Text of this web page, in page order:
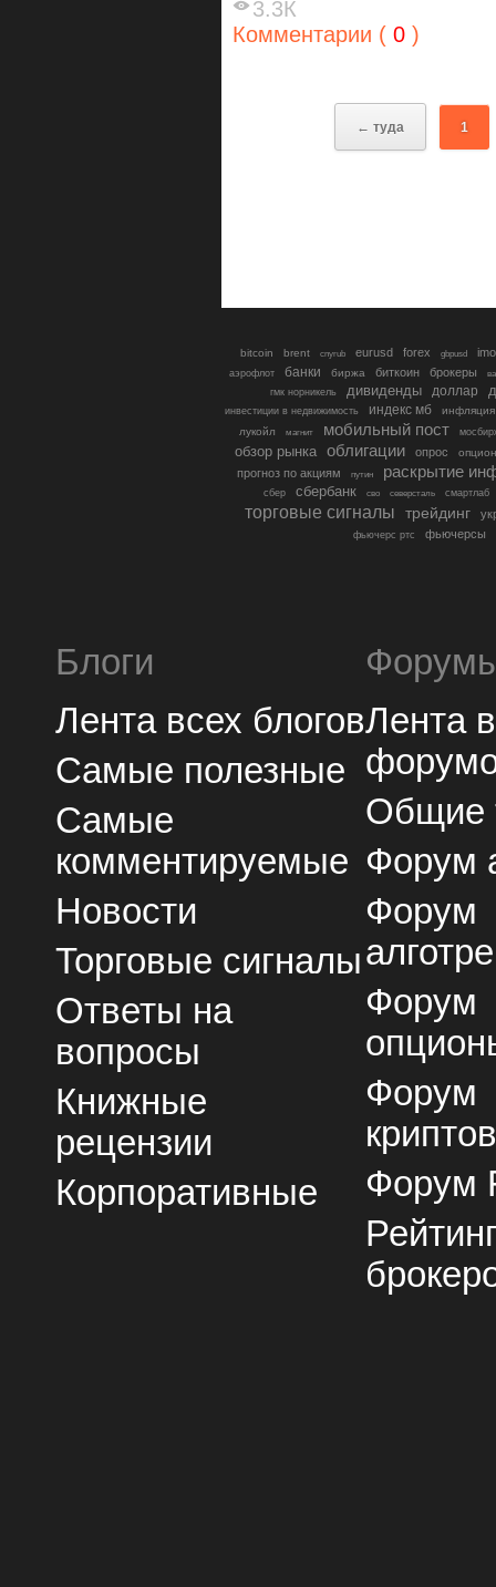
3.3К
Комментарии ( 0 )
← туда 1
bitcoin brent cnyrub eurusd forex gbpusd
аэрофлот банки биржа биткоин брокеры
гмк норникель
дивиденды доллар
инвестиции в недвижимость индекс мб
инфляция
лукойл
магнит мобильный пост
обзор рынка облигации опрос
прогноз по акциям путин раскрытие
сбер сбербанк сво северсталь смартлаб
торговые сигналы трейдинг
фьючерс ртс фьючерсы
Блоги
Лента всех блогов
Самые полезные
Самые
комментируемые
Новости
Торговые сигналы
Ответы на
вопросы
Книжные
рецензии
Корпоративные
Лента
Общие
Форум
Форум
Форум
Форум
Форум